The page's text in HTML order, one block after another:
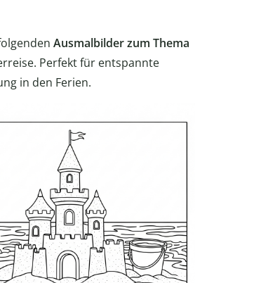
Ausmalbilder zum Thema
Perfekt für entspannte
in den Ferien.